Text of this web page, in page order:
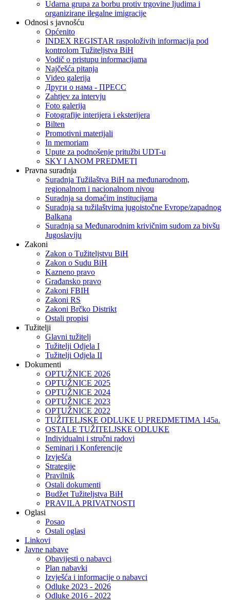
Udarna grupa za borbu protiv trgovine ljudima i
organizirane ilegalne imigracije
Odnosi s javnošću
Općenito
INDEX REGISTAR raspoloživih informacija pod
kontrolom Tužiteljstva BiH
Vodič o pristupu informacijama
Najčešća pitanja
Video galerija
Други о нама - ПРЕСC
Zahtjev za intervju
Foto galerija
Fotografije interijera i eksterijera
Bilten
Promotivni materijali
In memoriam
Upute za podnošenje pritužbi UDT-u
SKY I ANOM PREDMETI
Pravna suradnja
Suradnja Tužilaštva BiH na međunarodnom,
regionalnom i nacionalnom nivou
Suradnja sa domaćim institucijama
Suradnja sa tužilaštvima jugoistočne Evrope/zapadnog
Balkana
Suradnja sa Međunarodnim krivičnim sudom za bivšu
Jugoslaviju
Zakoni
Zakon o Тužiteljstvu BiH
Zakon o Sudu BiH
Kazneno pravo
Građansko pravo
Zakoni FBIH
Zakoni RS
Zakoni Brčko Distrikt
Ostali propisi
Tužitelji
Glavni tužitelj
Tužitelji Odjela I
Tužitelji Odjela II
Dokumenti
OPTUŽNICE 2026
OPTUŽNICE 2025
OPTUŽNICE 2024
OPTUŽNICE 2023
OPTUŽNICE 2022
TUŽITELJSKE ODLUKE U PREDMETIMA 145a.
OSTALE TUŽITELJSKE ODLUKE
Individualni i stručni radovi
Seminari i Konferencije
Izvješća
Strategije
Pravilnik
Ostali dokumenti
Budžet Tužiteljstva BiH
PRAVILA PRIVATNOSTI
Oglasi
Posao
Ostali oglasi
Linkovi
Javne nabave
Obavijesti o nabavci
Plan nabavki
Izvješća i informacije o nabavci
Odluke 2023 - 2026
Odluke 2016 - 2022